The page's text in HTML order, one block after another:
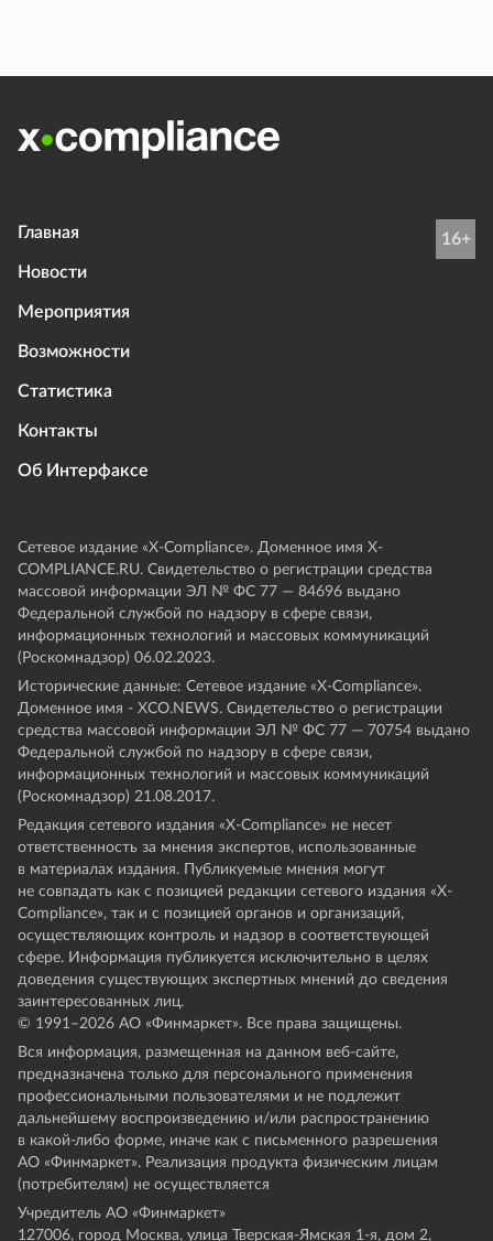
Главная
Новости
Мероприятия
Возможности
Статистика
Контакты
Об Интерфаксе
16+
Сетевое издание «Х-Compliance». Доменное имя X-
COMPLIANCE.RU. Свидетельство о регистрации средства
массовой информации ЭЛ № ФС 77 — 84696 выдано
Федеральной службой по надзору в сфере связи,
информационных технологий и массовых коммуникаций
(Роскомнадзор) 06.02.2023.
Исторические данные: Сетевое издание «Х-Compliance».
Доменное имя - XCO.NEWS. Свидетельство о регистрации
средства массовой информации ЭЛ № ФС 77 — 70754 выдано
Федеральной службой по надзору в сфере связи,
информационных технологий и массовых коммуникаций
(Роскомнадзор) 21.08.2017.
Редакция сетевого издания «X-Compliance» не несет
ответственность за мнения экспертов, использованные
в материалах издания. Публикуемые мнения могут
не совпадать как с позицией редакции сетевого издания «X-
Compliance», так и с позицией органов и организаций,
осуществляющих контроль и надзор в соответствующей
сфере. Информация публикуется исключительно в целях
доведения существующих экспертных мнений до сведения
заинтересованных лиц.
© 1991–2026 АО «Финмаркет». Все права защищены.
Вся информация, размещенная на данном веб-сайте,
предназначена только для персонального применения
профессиональными пользователями и не подлежит
дальнейшему воспроизведению и/или распространению
в какой-либо форме, иначе как с письменного разрешения
АО «Финмаркет». Реализация продукта физическим лицам
(потребителям) не осуществляется
Учредитель АО «Финмаркет»
127006, город Москва, улица Тверская-Ямская 1-я, дом 2,